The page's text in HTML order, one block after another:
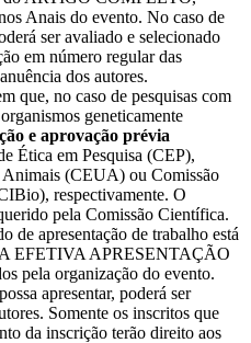
Anais do evento. No caso de
ser avaliado e selecionado
em número regular das
dos autores.
que, no caso de pesquisas com
geneticamente
e aprovação prévia
Ética em Pesquisa (CEP),
(CEUA) ou Comissão
respectivamente. O
pela Comissão Científica.
de apresentação de trabalho está
EFETIVA APRESENTAÇÃO
pela organização do evento.
apresentar, poderá ser
Somente os inscritos que
da inscrição terão direito aos